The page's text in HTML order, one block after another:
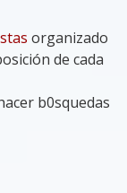
organizado
de cada
b0squedas